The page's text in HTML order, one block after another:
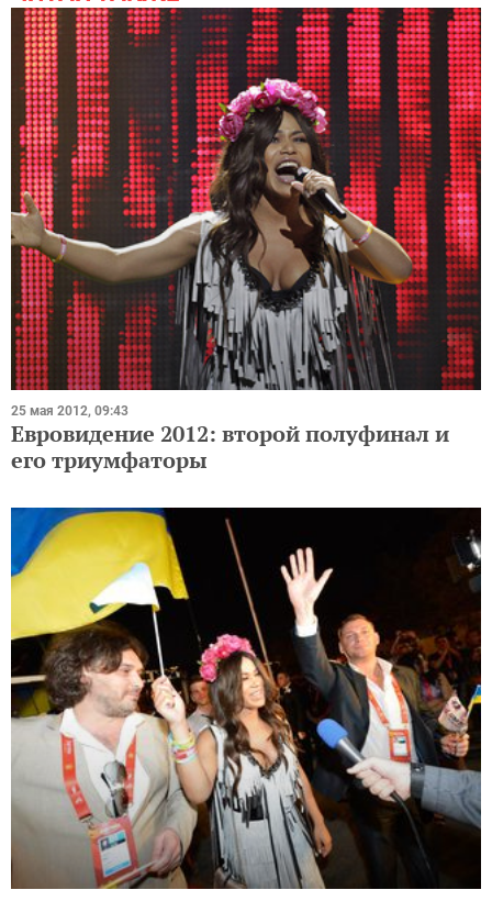
25 мая 2012, 09:43
Евровидение 2012: второй полуфинал и
его триумфаторы